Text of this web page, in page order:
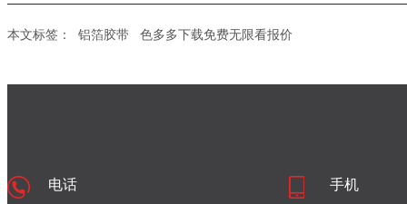
本文标签： 铝箔胶带 色多多下载免费无限看报价
电话 手机